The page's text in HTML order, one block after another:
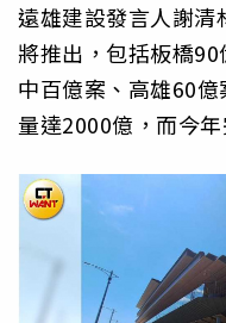
遠雄建設發言人謝清
將推出，包括板橋
中百億案、高雄60
量達2000億，而今